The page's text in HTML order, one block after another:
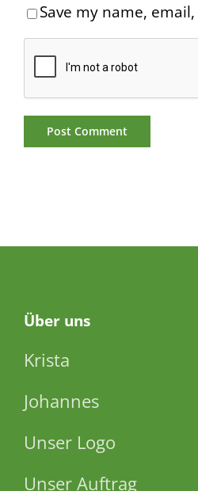
Save my name,
Über uns
Krista
Johannes
Unser Logo
Unser Auftrag